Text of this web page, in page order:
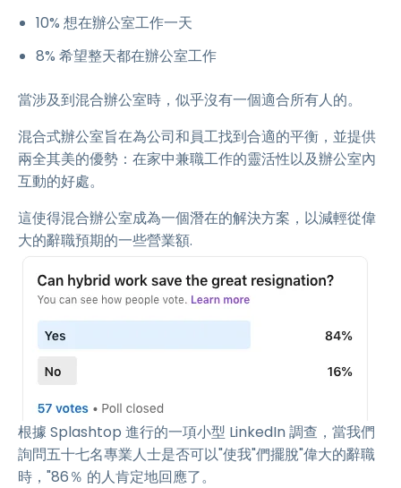
10% 想在辦公室工作一天
8% 希望整天都在辦公室工作
當涉及到混合辦公室時，似乎沒有一個適合所有人的。
混合式辦公室旨在為公司和員工找到合適的平衡，並提供
兩全其美的優勢：在家中兼職工作的靈活性以及辦公室內
互動的好處。
這使得混合辦公室成為一個潛在的解決方案，以減輕從偉
大的辭職預期的一些營業額.
根據 Splashtop 進行的一項小型 LinkedIn 調查，當我們
詢問五十七名專業人士是否可以"使我"們擺脫"偉大的辭職
時，"86％ 的人肯定地回應了。